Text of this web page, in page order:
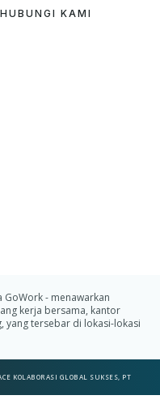
HUBUNGI KAMI
- menawarkan
kerja bersama, kantor
yang tersebar di lokasi-lokasi
KOLABORASI GLOBAL SUKSES, PT